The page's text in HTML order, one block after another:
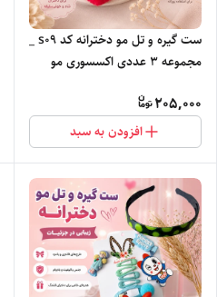
ست گیره و تل مو دخترانه کد s09 _
مجموعه ۳ عددی اکسسوری مو
205,000
افزودن به سبد